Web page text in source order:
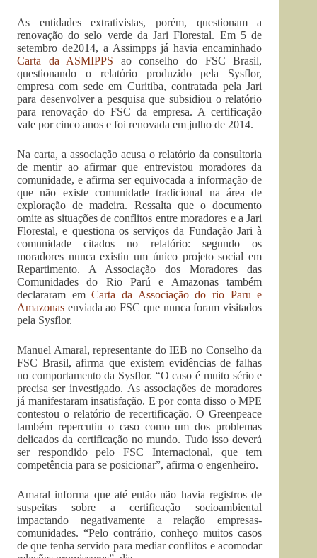
As entidades extrativistas, porém, questionam a
renovação do selo verde da Jari Florestal. Em 5 de
setembro de2014, a Assimpps já havia encaminhado
Carta da ASMIPPS ao conselho do FSC Brasil,
questionando o relatório produzido pela Sysflor,
empresa com sede em Curitiba, contratada pela Jari
para desenvolver a pesquisa que subsidiou o relatório
para renovação do FSC da empresa. A certificação
vale por cinco anos e foi renovada em julho de 2014.
Na carta, a associação acusa o relatório da consultoria
de mentir ao afirmar que entrevistou moradores da
comunidade, e afirma ser equivocada a informação de
que não existe comunidade tradicional na área de
exploração de madeira. Ressalta que o documento
omite as situações de conflitos entre moradores e a Jari
Florestal, e questiona os serviços da Fundação Jari à
comunidade citados no relatório: segundo os
moradores nunca existiu um único projeto social em
Repartimento. A Associação dos Moradores das
Comunidades do Rio Parú e Amazonas também
declararam emCarta da Associação do rio Paru e
Amazonas enviada ao FSC que nunca foram visitados
pela Sysflor.
Manuel Amaral, representante do IEB no Conselho da
FSC Brasil, afirma que existem evidências de falhas
no comportamento da Sysflor. “O caso é muito sério e
precisa ser investigado. As associações de moradores
já manifestaram insatisfação. E por conta disso o MPE
contestou o relatório de recertificação. O Greenpeace
também repercutiu o caso como um dos problemas
delicados da certificação no mundo. Tudo isso deverá
ser respondido pelo FSC Internacional, que tem
competência para se posicionar”, afirma o engenheiro.
Amaral informa que até então não havia registros de
suspeitas sobre a certificação socioambiental
impactando negativamente a relação empresas-
comunidades. “Pelo contrário, conheço muitos casos
de que tenha servido para mediar conflitos e acomodar